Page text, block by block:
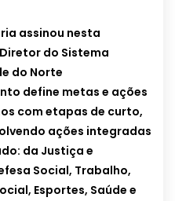
assinou nesta
do Sistema
do Norte
define metas e ações
com etapas de curto,
ações integradas
da Justiça e
Social, Trabalho,
Esportes, Saúde e